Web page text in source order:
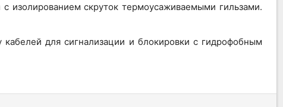
изолированием скруток термоусаживаемыми гильзами.
для сигнализации и блокировки с гидрофобным